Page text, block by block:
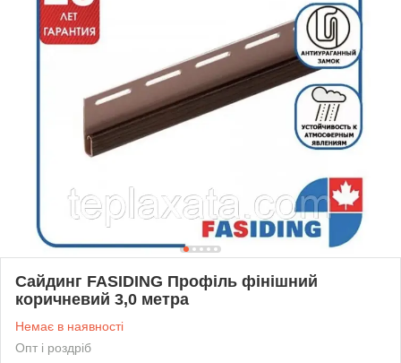
Сайдинг FASIDING Профіль фінішний
коричневий 3,0 метра
Немає в наявності
Опт і роздріб